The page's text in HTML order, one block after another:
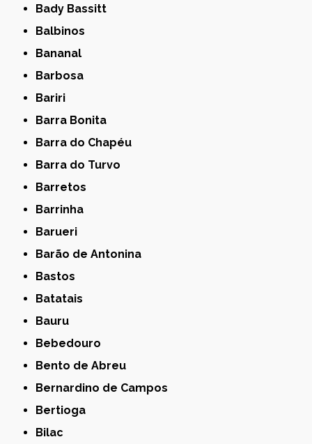
Bady Bassitt
Balbinos
Bananal
Barbosa
Bariri
Barra Bonita
Barra do Chapéu
Barra do Turvo
Barretos
Barrinha
Barueri
Barão de Antonina
Bastos
Batatais
Bauru
Bebedouro
Bento de Abreu
Bernardino de Campos
Bertioga
Bilac